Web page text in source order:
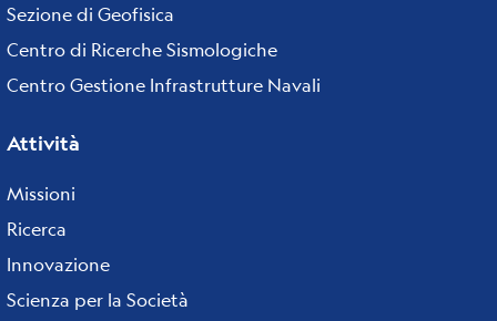
Sezione di Geofisica
Centro di Ricerche Sismologiche
Centro Gestione Infrastrutture Navali
Attività
Missioni
Ricerca
Innovazione
Scienza per la Società